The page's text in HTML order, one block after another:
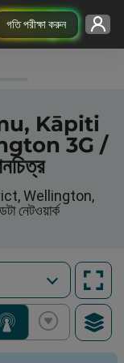
গতি পরীক্ষা করুন
Kāpiti
3G /
Wellington,
নেটওয়ার্ক